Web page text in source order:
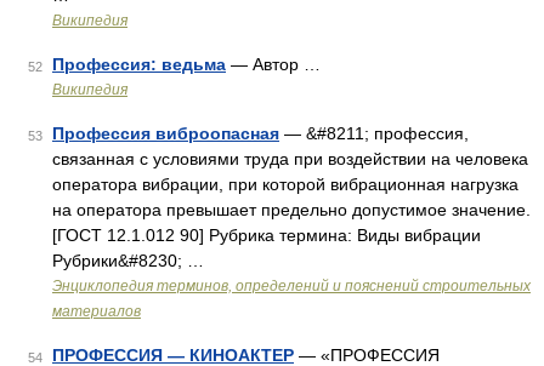
Википедия
52 Профессия: ведьма — Автор …
Википедия
53 Профессия виброопасная — &#8211; профессия,
связанная с условиями труда при воздействии на человека
оператора вибрации, при которой вибрационная нагрузка
на оператора превышает предельно допустимое значение.
[ГОСТ 12.1.012 90] Рубрика термина: Виды вибрации
Рубрики&#8230; …
Энциклопедия терминов, определений и пояснений строительных
материалов
54 ПРОФЕССИЯ — КИНОАКТЕР — «ПРОФЕССИЯ